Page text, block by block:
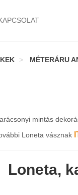
MÉTERÁRU
mintás
Loneta vásznak
Loneta,